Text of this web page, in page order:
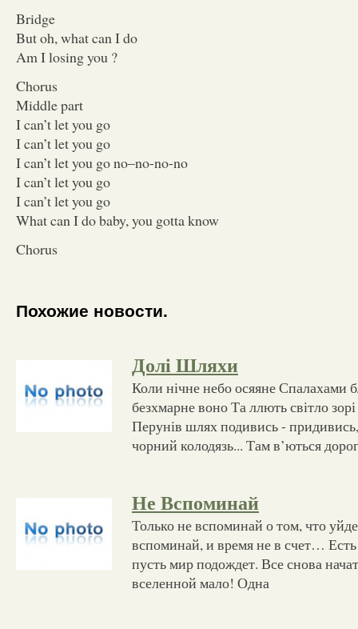
Bridge
But oh, what can I do
Am I losing you ?
Chorus
Middle part
I can’t let you go
I can’t let you go
I can’t let you go no–no-no-no
I can’t let you go
I can’t let you go
What can I do baby, you gotta know
Chorus
Похожие новости.
Долі Шляхи
Коли нічне небо осяяне Спалахами
безхмарне воно Та ллють світло
Перунів шлях подивись -
чорний колодязь... Там в’ються
Не Вспоминай
Только не вспоминай о том, что
вспоминай, и время не в счет… Есть
пусть мир подождет. Все снова
вселенной мало! Одна